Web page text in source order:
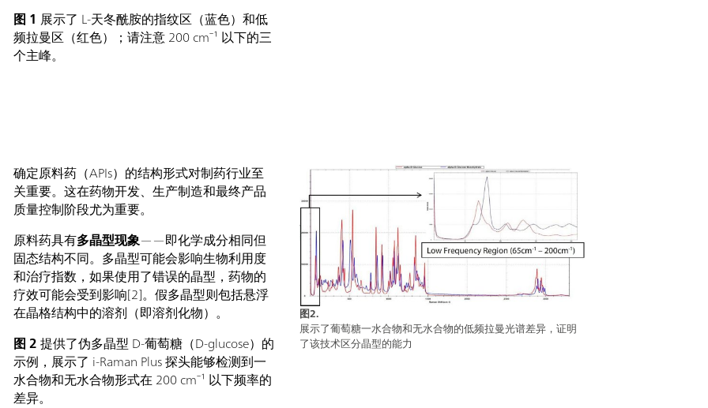
可用于建立量化模型、进行谱库识别以及执行常规
分析。;
图 1 ​ 展示了 L-天冬酰胺的指纹区（蓝色）和低
频拉曼区（红色）；请注意 200 cm⁻¹ 以下的三
个主峰。
图2.
展示了葡萄糖一水合物和无水合物的低频拉曼光谱差异，证明
了该技术区分晶型的能力
确定原料药（APIs）的结构形式对制药行业至
关重要。这在药物开发、生产制造和最终产品
质量控制阶段尤为重要。
原料药具有多晶型现象——即化学成分相同但
固态结构不同。多晶型可能会影响生物利用度
和治疗指数，如果使用了错误的晶型，药物的
疗效可能会受到影响[2]。假多晶型则包括悬浮
在晶格结构中的溶剂（即溶剂化物）。
图 2​ 提供了伪多晶型 D-葡萄糖（D-glucose）的
示例，展示了 i-Raman Plus 探头能够检测到一
水合物和无水合物形式在 200 cm⁻¹ 以下频率的
差异。